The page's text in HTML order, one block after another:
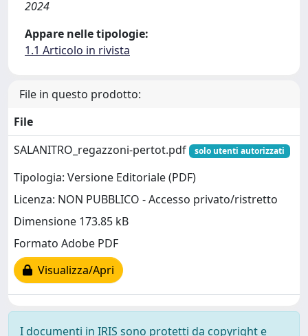
2024
Appare nelle tipologie:
1.1 Articolo in rivista
File in questo prodotto:
File
SALANITRO_regazzoni-pertot.pdf
solo utenti autorizzati
Tipologia: Versione Editoriale (PDF)
Licenza: NON PUBBLICO - Accesso privato/ristretto
Dimensione 173.85 kB
Formato Adobe PDF
Visualizza/Apri
I documenti in IRIS sono protetti da copyright e